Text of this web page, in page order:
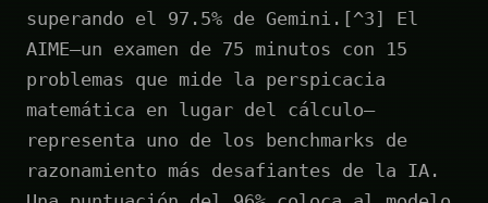
superando el 97.5% de Gemini.[^3] El
AIME—un examen de 75 minutos con 15
problemas que mide la perspicacia
matemática en lugar del cálculo—
representa uno de los benchmarks de
razonamiento más desafiantes de la IA.